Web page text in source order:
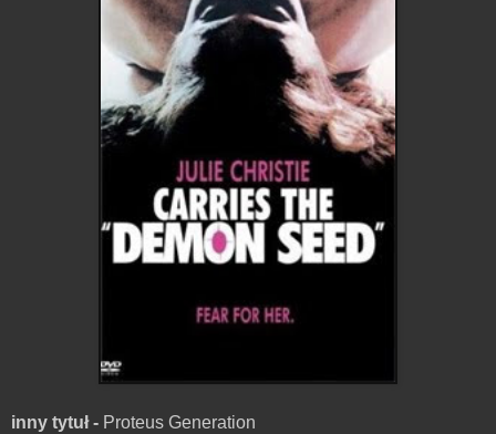
inny tytuł - Proteus Generation